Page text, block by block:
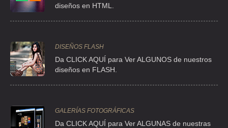
diseños en HTML.
DISEÑOS FLASH
Da CLICK AQUÍ para Ver ALGUNOS de nuestros
diseños en FLASH.
GALERÍAS FOTOGRÁFICAS
Da CLICK AQUÍ para Ver ALGUNAS de nuestras